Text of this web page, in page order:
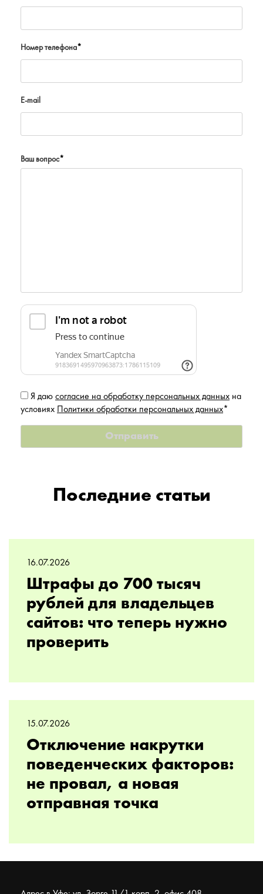
Номер телефона*
E-mail
Ваш вопрос*
Я даю согласие на обработку персональных данных на
условиях Политики обработки персональных данных*
Последние статьи
16.07.2026
Штрафы до 700 тысяч
рублей для владельцев
сайтов: что теперь нужно
проверить
15.07.2026
Отключение накрутки
поведенческих факторов:
не провал, а новая
отправная точка